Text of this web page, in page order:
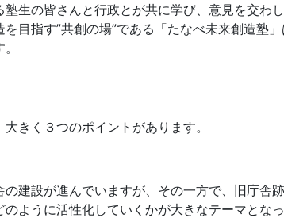
生の皆さんと行政とが共に学び、意見を交わ
目指す”共創の場”である「たなべ未来創造塾
きく３つのポイントがあります。
建設が進んでいますが、その一方で、旧庁舎
ように活性化していくかが大きなテーマとなっ